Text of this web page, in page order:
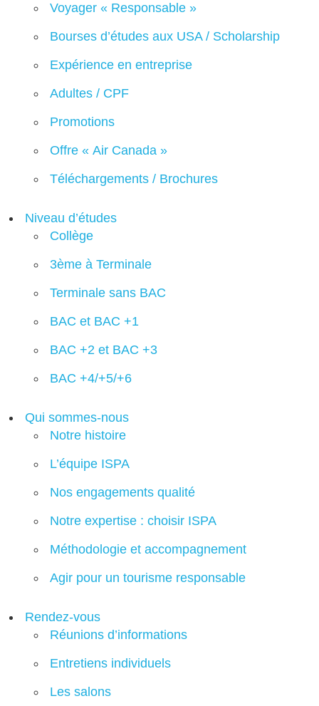
Voyager « Responsable »
Bourses d’études aux USA / Scholarship
Expérience en entreprise
Adultes / CPF
Promotions
Offre « Air Canada »
Téléchargements / Brochures
Niveau d’études
Collège
3ème à Terminale
Terminale sans BAC
BAC et BAC +1
BAC +2 et BAC +3
BAC +4/+5/+6
Qui sommes-nous
Notre histoire
L’équipe ISPA
Nos engagements qualité
Notre expertise : choisir ISPA
Méthodologie et accompagnement
Agir pour un tourisme responsable
Rendez-vous
Réunions d’informations
Entretiens individuels
Les salons